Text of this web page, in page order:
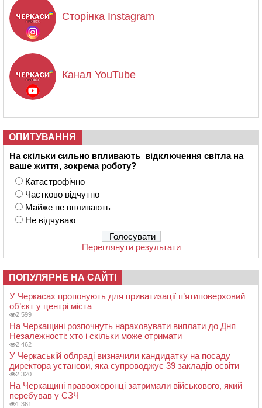
Сторінка Instagram
Канал YouTube
ОПИТУВАННЯ
На скільки сильно впливають відключення світла на
ваше життя, зокрема роботу?
Катастрофічно
Частково відчутно
Майже не впливають
Не відчуваю
Переглянути результати
ПОПУЛЯРНЕ НА САЙТІ
У Черкасах пропонують для приватизації п’ятиповерховий
об’єкт у центрі міста
2 599
На Черкащині розпочнуть нараховувати виплати до Дня
Незалежності: хто і скільки може отримати
2 462
У Черкаській облраді визначили кандидатку на посаду
директора установи, яка супроводжує 39 закладів освіти
2 320
На Черкащині правоохоронці затримали військового, який
перебував у СЗЧ
1 361